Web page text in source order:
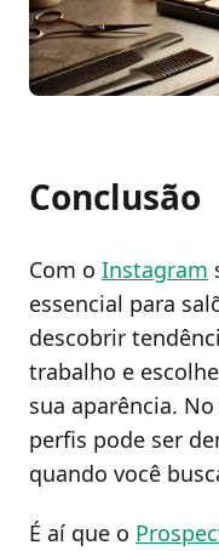
Conclusão
Com o Instagram
essencial para
descobrir
trabalho e
sua aparência.
perfis pode ser
quando você
É aí que o